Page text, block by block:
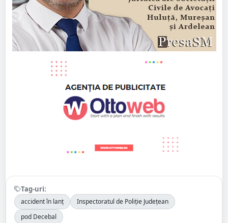
Tag-uri:
accident în lanț
Inspectoratul de Poliție Județean
pod Decebal